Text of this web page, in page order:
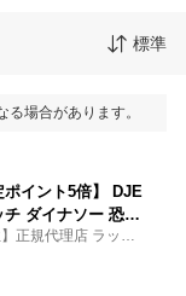
標準
場合があります。
ポイント5倍】 DJE
ダイナソー 恐竜
ート 4種類のデザ
り絵 工作 6歳 7歳
正規代理店 ラッピ
のし無料 誕生日プ
ッパ安全規格 おも